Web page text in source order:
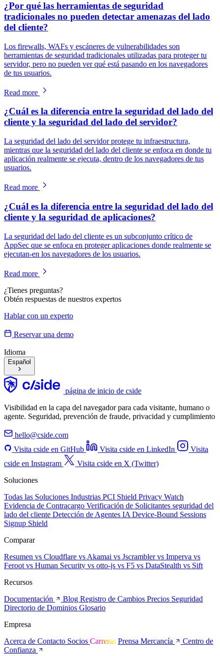
¿Por qué las herramientas de seguridad
tradicionales no pueden detectar amenazas del lado
del cliente?
Los firewalls, WAFs y escáneres de vulnerabilidades son
herramientas de seguridad tradicionales utilizadas para proteger tu
servidor, pero no pueden ver qué está pasando en los navegadores
de tus usuarios.
Read more
¿Cuál es la diferencia entre la seguridad del lado del
cliente y la seguridad del lado del servidor?
La seguridad del lado del servidor protege tu infraestructura,
mientras que la seguridad del lado del cliente se enfoca en donde tu
aplicación realmente se ejecuta, dentro de los navegadores de tus
usuarios.
Read more
¿Cuál es la diferencia entre la seguridad del lado del
cliente y la seguridad de aplicaciones?
La seguridad del lado del cliente es un subconjunto crítico de
AppSec que se enfoca en proteger aplicaciones donde realmente se
ejecutan-en los navegadores de los usuarios.
Read more
¿Tienes preguntas?
Obtén respuestas de nuestros expertos
Hablar con un experto
Reservar una demo
Idioma
Español
página de inicio de cside
Visibilidad en la capa del navegador para cada visitante, humano o
agente. Seguridad, prevención de fraude, privacidad y cumplimiento
hello@cside.com
Visita cside en GitHub
Visita cside en LinkedIn
Visita
cside en Instagram
Visita cside en X (Twitter)
Soluciones
Todas las Soluciones Industrias PCI Shield Privacy Watch
Evidencia de Contracargo Verificación de Solicitantes seguridad del
lado del cliente Detección de Agentes IA Device-Bound Sessions
Signup Shield
Comparar
Resumen vs Cloudflare vs Akamai vs Jscramblervs Imperva vs
Feroot vs Human Security vs otto-js vs F5 vs DataStealth vs Sift
Recursos
Documentación
Blog Registro de Cambios Precios Seguridad
Directorio de Dominios Glosario
Empresa
Acerca de Contacto Socios Carreras Prensa Mercancía
Centro de
Confianza